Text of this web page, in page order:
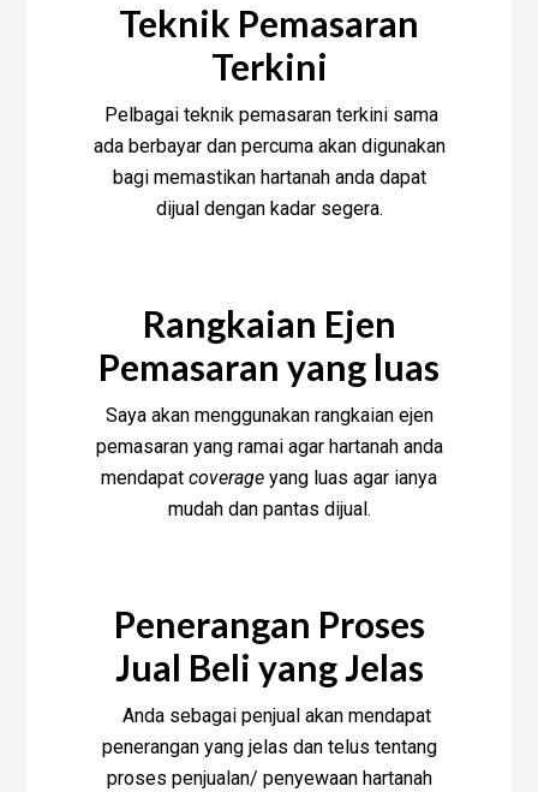
Teknik Pemasaran
Terkini
Pelbagai teknik pemasaran terkini sama
ada berbayar dan percuma akan digunakan
bagi memastikan hartanah anda dapat
dijual dengan kadar segera.
Rangkaian Ejen
Pemasaran yang luas
Saya akan menggunakan rangkaian ejen
pemasaran yang ramai agar hartanah anda
mendapat coverage yang luas agar ianya
mudah dan pantas dijual.
Penerangan Proses
Jual Beli yang Jelas
Anda sebagai penjual akan mendapat
penerangan yang jelas dan telus tentang
proses penjualan/ penyewaan hartanah